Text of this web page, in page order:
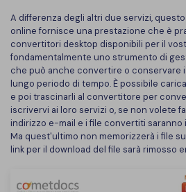
A differenza degli altri due servizi,
online fornisce una prestazione che è
convertitori desktop disponibili per il
fondamentalmente uno strumento di
che può anche convertire o conservare
lungo periodo di tempo. È possibile
e poi trascinarli al convertitore per
iscrivervi ai loro servizi o, se non volete
indirizzo e-mail e i file convertiti
Ma quest'ultimo non memorizzerà i file
link per il download del file sarà rimosso